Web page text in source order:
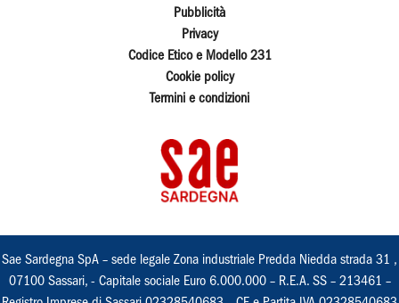
Pubblicità
Privacy
Codice Etico e Modello 231
Cookie policy
Termini e condizioni
Sae Sardegna SpA – sede legale Zona industriale Predda Niedda strada 31 ,
07100 Sassari, - Capitale sociale Euro 6.000.000 – R.E.A. SS – 213461 –